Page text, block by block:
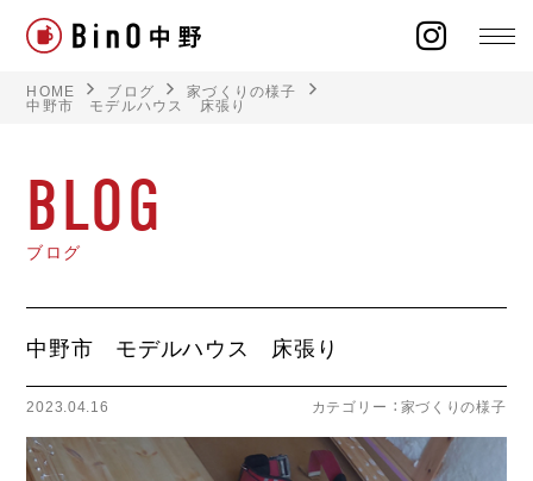
ラインナップ
施工事例
オーナー様の声
HOME ブログ 家づくりの様子
中野市 モデルハウス 床張り
BLOG
ブログ
中野市 モデルハウス 床張り
2023.04.16 カテゴリー ： 家づくりの様子